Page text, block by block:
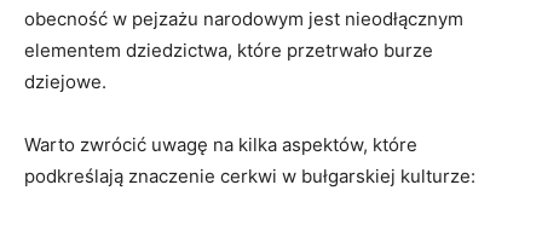
obecność w pejzażu narodowym jest nieodłącznym
elementem dziedzictwa, które przetrwało burze
dziejowe.
Warto zwrócić uwagę ⁤na kilka aspektów, które
podkreślają⁣ znaczenie ‍cerkwi w bułgarskiej kulturze: